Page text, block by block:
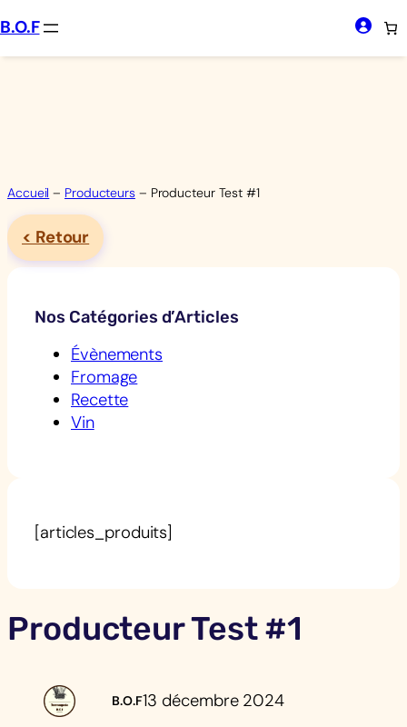
Aller
au
contenu
B.O.F
Accueil – Producteurs– Producteur Test #1
< Retour
Nos Catégories d’Articles
Évènements
Fromage
Recette
Vin
[articles_produits]
Producteur Test #1
B.O.F13 décembre 2024